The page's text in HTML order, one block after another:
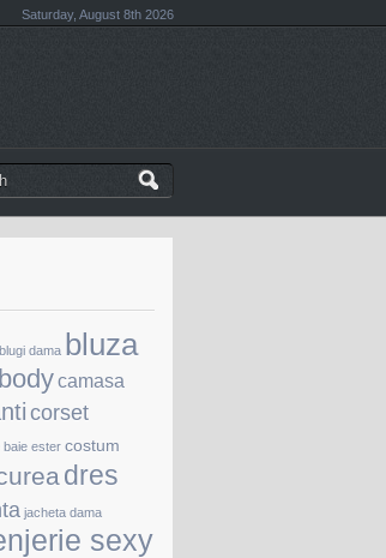
Saturday, August 8th 2026
blugi dama bluza
bodycamasa
corset
baie ester costum
dres
jacheta dama
sexy